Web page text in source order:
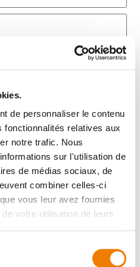
de personnaliser le contenu
relatives aux
notre trafic. Nous
sur l'utilisation de
de médias sociaux, de
combiner celles-ci
vous leur avez fournies
votre utilisation de leurs
:
: